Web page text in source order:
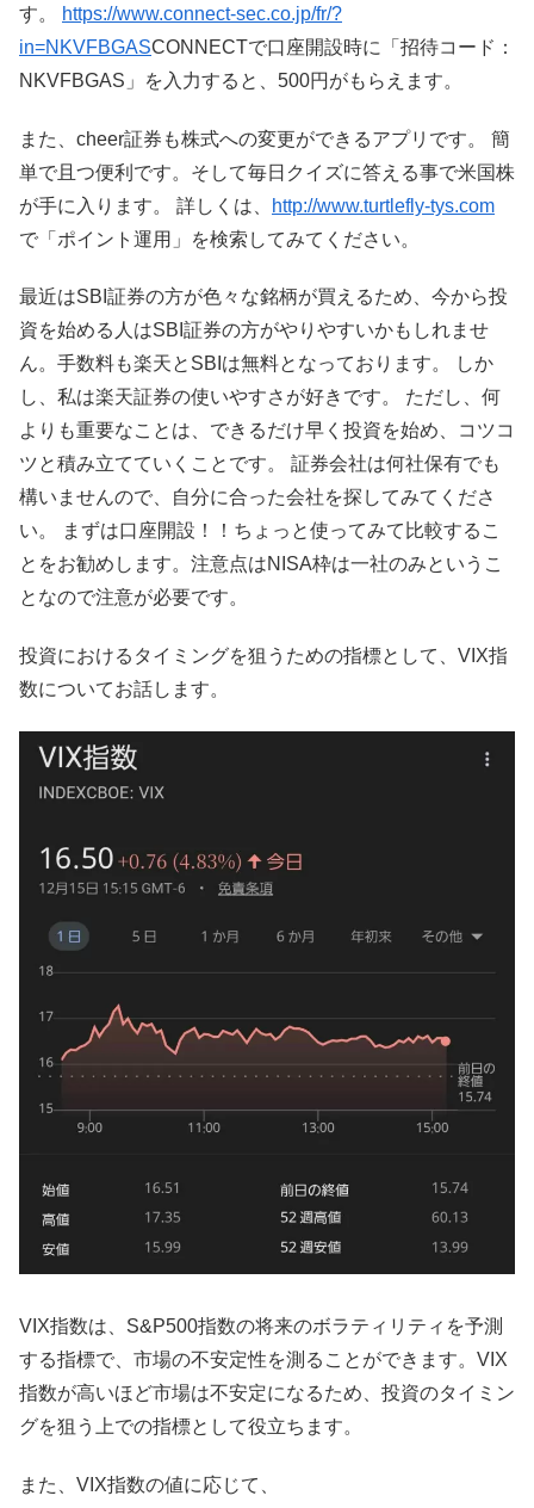
す。
https://www.connect-sec.co.jp/fr/?
in=NKVFBGASCONNECTで口座開設時に「招待コード：
NKVFBGAS」を入力すると、500円がもらえます。
また、cheer証券も株式への変更ができるアプリです。 簡
単で且つ便利です。そして毎日クイズに答える事で米国株
が手に入ります。 詳しくは、
http://www.turtlefly-tys.com
で「ポイント運用」を検索してみてください。
最近はSBI証券の方が色々な銘柄が買えるため、今から投
資を始める人はSBI証券の方がやりやすいかもしれませ
ん。手数料も楽天とSBIは無料となっております。 しか
し、私は楽天証券の使いやすさが好きです。 ただし、何
よりも重要なことは、できるだけ早く投資を始め、コツコ
ツと積み立てていくことです。 証券会社は何社保有でも
構いませんので、自分に合った会社を探してみてくださ
い。 まずは口座開設！！ちょっと使ってみて比較するこ
とをお勧めします。注意点はNISA枠は一社のみというこ
となので注意が必要です。
投資におけるタイミングを狙うための指標として、VIX指
数についてお話します。
VIX指数は、S&P500指数の将来のボラティリティを予測
する指標で、市場の不安定性を測ることができます。VIX
指数が高いほど市場は不安定になるため、投資のタイミン
グを狙う上での指標として役立ちます。
また、VIX指数の値に応じて、